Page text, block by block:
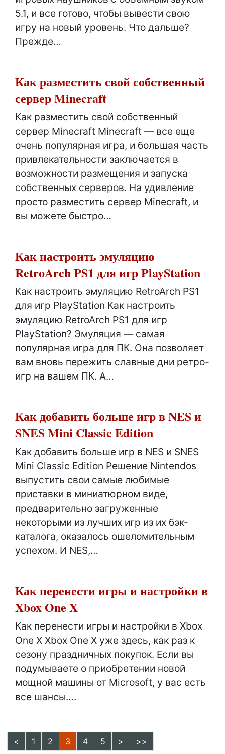
5.1, и все готово, чтобы вывести свою
игру на новый уровень. Что дальше?
Прежде…
Как разместить свой собственный
сервер Minecraft
Как разместить свой собственный
сервер Minecraft Minecraft — все еще
очень популярная игра, и большая часть
привлекательности заключается в
возможности размещения и запуска
собственных серверов. На удивление
просто разместить сервер Minecraft, и
вы можете быстро…
Как настроить эмуляцию
RetroArch PS1 для игр PlayStation
Как настроить эмуляцию RetroArch PS1
для игр PlayStation Как настроить
эмуляцию RetroArch PS1 для игр
PlayStation? Эмуляция — самая
популярная игра для ПК. Она позволяет
вам вновь пережить славные дни ретро-
игр на вашем ПК. А…
Как добавить больше игр в NES и
SNES Mini Classic Edition
Как добавить больше игр в NES и SNES
Mini Classic Edition Решение Nintendos
выпустить свои самые любимые
приставки в миниатюрном виде,
предварительно загруженные
некоторыми из лучших игр из их бэк-
каталога, оказалось ошеломительным
успехом. И NES,…
Как перенести игры и настройки в
Xbox One X
Как перенести игры и настройки в Xbox
One X Xbox One X уже здесь, как раз к
сезону праздничных покупок. Если вы
подумываете о приобретении новой
мощной машины от Microsoft, у вас есть
все шансы….
< 1 2 3 4 5 > >>